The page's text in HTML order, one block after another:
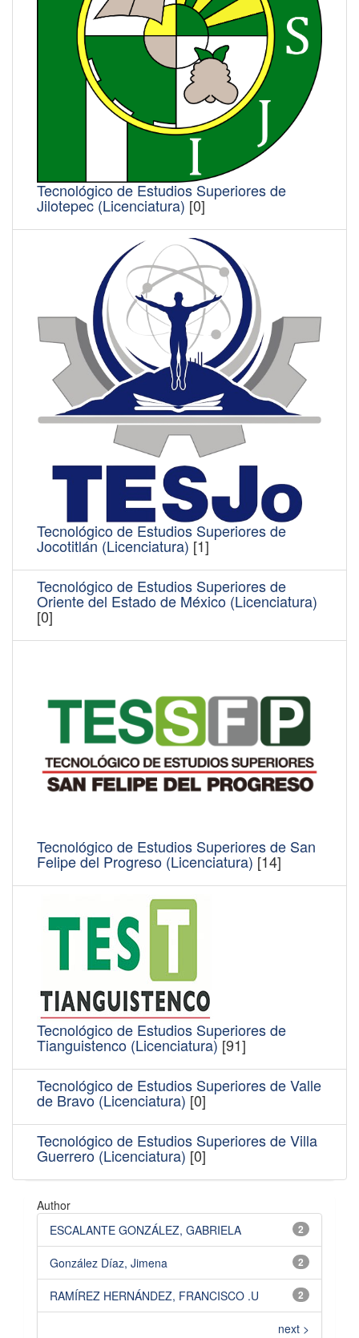
Tecnológico de Estudios Superiores de
Jilotepec (Licenciatura) [0]
Tecnológico de Estudios Superiores de
Jocotitlán (Licenciatura) [1]
Tecnológico de Estudios Superiores de
Oriente del Estado de México (Licenciatura)
[0]
Tecnológico de Estudios Superiores de San
Felipe del Progreso (Licenciatura) [14]
Tecnológico de Estudios Superiores de
Tianguistenco (Licenciatura) [91]
Tecnológico de Estudios Superiores de Valle
de Bravo (Licenciatura) [0]
Tecnológico de Estudios Superiores de Villa
Guerrero (Licenciatura) [0]
Author
2
ESCALANTE GONZÁLEZ, GABRIELA
2
González Díaz, Jimena
2
RAMÍREZ HERNÁNDEZ, FRANCISCO .U
next >